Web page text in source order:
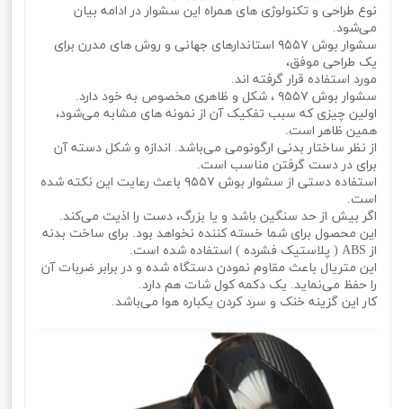
نوع طراحی و تکنولوژی های همراه این سشوار در ادامه بیان
می‌شود.
سشوار بوش ۹۵۵۷ استاندارهای جهانی و روش های مدرن برای
یک طراحی موفق،
مورد استفاده قرار گرفته اند.
سشوار بوش ۹۵۵۷ ، شکل و ظاهری مخصوص به خود دارد.
اولین چیزی که سبب تفکیک آن از نمونه های مشابه می‌شود،
همین ظاهر است.
از نظر ساختار بدنی ارگونومی می‌باشد. اندازه و شکل دسته آن
برای در دست گرفتن مناسب است.
استفاده دستی از سشوار بوش ۹۵۵۷ باعث رعایت این نکته شده
است.
اگر بیش از حد سنگین باشد و یا بزرگ، دست را اذیت می‌کند.
این محصول برای شما خسته کننده نخواهد بود. برای ساخت بدنه
از ABS ( پلاستیک فشرده ) استفاده شده است.
این متریال باعث مقاوم نمودن دستگاه شده و در برابر ضربات آن
را حفظ می‌نماید. یک دکمه کول شات هم دارد.
کار این گزینه خنک و سرد کردن یکباره هوا می‌باشد.